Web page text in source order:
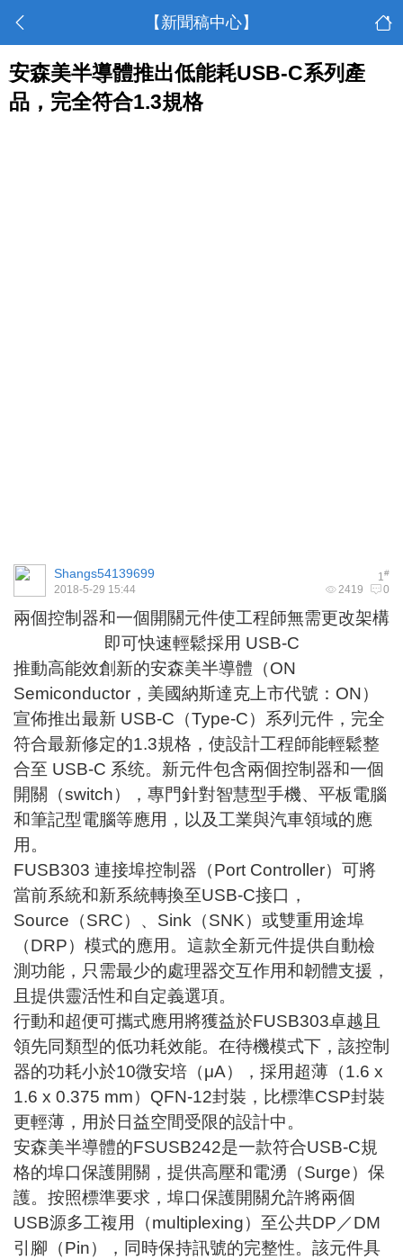
【新聞稿中心】
安森美半導體推出低能耗USB-C系列產
品，完全符合1.3規格
1#
Shangs54139699
2419 0
2018-5-29 15:44
兩個控制器和一個開關元件使工程師無需更改架構
即可快速輕鬆採用 USB-C
推動高能效創新的安森美半導體（ON
Semiconductor，美國納斯達克上市代號： ON）
宣佈推出最新 USB-C（Type-C）系列元件，完全
符合最新修定的1.3規格，使設計工程師能輕鬆整
合至 USB-C 系统。新元件包含兩個控制器和一個
開關（switch），專門針對智慧型手機、平板電腦
和筆記型電腦等應用，以及工業與汽車領域的應
用。
FUSB303 連接埠控制器（Port Controller） 可將
當前系統和新系統轉換至USB-C接口，
Source（SRC）、Sink（SNK）或雙重用途埠
（DRP）模式的應用。這款全新元件提供自動檢
測功能，只需最少的處理器交互作用和韌體支援，
且提供靈活性和自定義選項。
行動和超便可攜式應用將獲益於FUSB303卓越且
領先同類型的低功耗效能。在待機模式下，該控制
器的功耗小於10微安培（μA），採用超薄（1.6 x
1.6 x 0.375 mm）QFN-12封裝，比標準CSP封裝
更輕薄，用於日益空間受限的設計中。
安森美半導體的FSUSB242是一款符合USB-C規
格的埠口保護開關 ，提供高壓和電湧（Surge）保
護。按照標準要求，埠口保護開關允許將兩個
USB源多工複用（multiplexing）至公共DP／DM
引腳（Pin），同時保持訊號的完整性。該元件具